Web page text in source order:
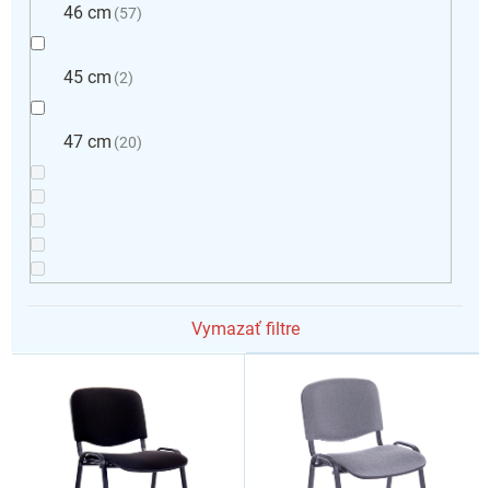
46 cm 57
45 cm 2
47 cm 20
Vymazať filtre
V